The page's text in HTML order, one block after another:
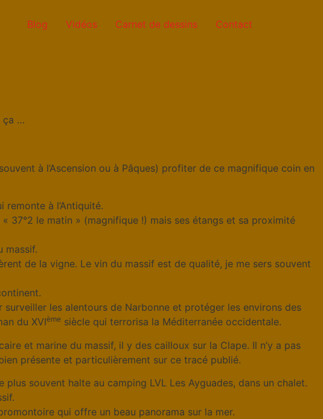
Blog Vidéos Carnet de dessins Contact
ça …
à l’Ascension ou à Pâques) profiter de ce magnifique coin en
à l’Antiquité.
37°2 le matin » (magnifique !) mais ses étangs et sa proximité
massif.
de la vigne. Le vin du massif est de qualité, je me sers souvent
surveiller les alentours de Narbonne et protéger les environs des
du XVIème siècle qui terrorisa la Méditerranée occidentale.
et marine du massif, il y des cailloux sur la Clape. Il n’y a pas
présente et particulièrement sur ce tracé publié.
souvent halte au camping LVL Les Ayguades, dans un chalet.
qui offre un beau panorama sur la mer.